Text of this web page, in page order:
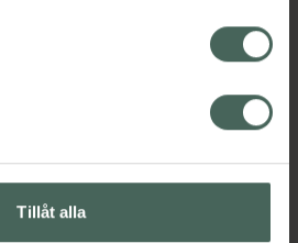
Tillåt alla
Ögonkräm